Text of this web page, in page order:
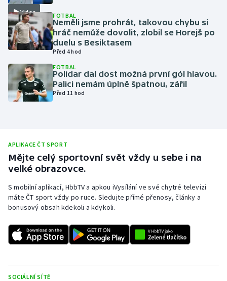
Moderní pětiboj
Motorsport
Olympijské hry
Parasport
Plavání
Rychlostní kanoistika
Short track
Stolní tenis
Video FOTBAL
Neměli jsme prohrát, takovou chybu si
hráč nemůže dovolit, zlobil se Horejš po
duelu s Besiktasem
Před 4 hod
FOTBAL
Polidar dal dost možná první gól hlavou.
Palici nemám úplně špatnou, zářil
Před 11 hod
APLIKACE ČT SPORT
Mějte celý sportovní svět vždy u sebe i na
velké obrazovce.
S mobilní aplikací, HbbTV a apkou iVysílání ve své chytré televizi
máte ČT sport vždy po ruce. Sledujte přímé přenosy, články a
bonusový obsah kdekoli a kdykoli.
SOCIÁLNÍ SÍTĚ